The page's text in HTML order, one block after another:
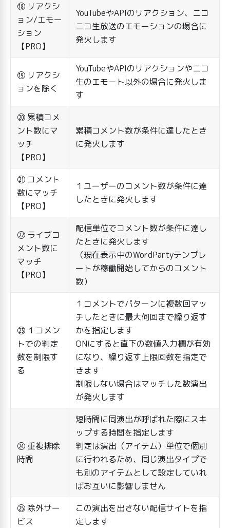
⑱ リアクシ
ョン/エモー
ション
【PRO】
YouTubeやAPIのリアクション、ニコ
ニコ生放送のエモーションの場合に
発火します
⑲ リアクシ
ョンを除く
YouTubeやAPIのリアクションやニコ
生のエモート以外の場合に発火しま
す
⑳ 累積コメ
ント数にマ
ッチ
【PRO】
累積コメント数が条件に達したとき
に発火します
㉑ コメント
数にマッチ
【PRO】
１ユーザーのコメント数が条件に達
したときに発火します
㉒ ライブコ
メント数に
マッチ
【PRO】
配信単位でコメント数が条件に達し
たときに発火します
（現在表示中のWordPartyテンプレ
ートが稼働開始してからのコメント
数）
㉓ １コメン
トでの判定
数を制限す
る
１コメントでパターンに複数回マッ
チしたときに最大何回まで繰り返す
かを指定します
ONにすると直下の数値入力欄が有効
になり、繰り返す上限回数を指定で
きます
制限しない場合はマッチした数演出
が発火します
㉔ 重複排除
時間
短時間に同演出が呼ばれた際にスキ
ップする時間を指定します
判定は演出（アイテム）単位で個別
に行われるため、同じ演出タイプで
も別のアイテムとして設定していれ
ばお互いに影響しません
㉕ 除外サー
ビス
この演出を出さない配信サイトを指
定します